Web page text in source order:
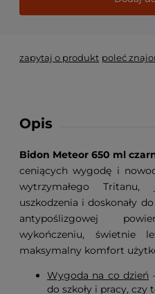
zapytaj o produkt poleć
Opis
Bidon Meteor 650 ml
ceniących wygodę i
wytrzymałego
uszkodzenia i doskonały
antypoślizgowej
wykończeniu, świetnie
maksymalny komfort
Wygoda na co dzień
do szkoły i pracy, czy